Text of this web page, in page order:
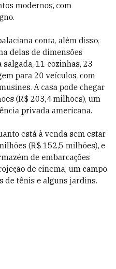
modernos, com
conta, além disso,
delas de dimensões
11 cozinhas, 23
para 20 veículos, com
A casa pode chegar
(R$ 203,4 milhões), um
privada americana.
está à venda sem estar
(R$ 152,5 milhões), e
de embarcações
de cinema, um campo
de tênis e alguns jardins.